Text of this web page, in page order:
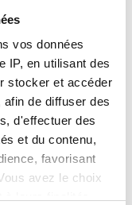
vos données
IP, en utilisant des
stocker et accéder
de diffuser des
d'effectuer des
et du contenu,
favorisant
avez le choix
de vous diriger
tester votre
à des
indolores,
non d'un
L'oncologue à
ces épreuves
de les faire
cela.